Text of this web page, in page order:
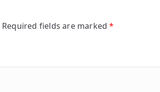
Required fields are marked*